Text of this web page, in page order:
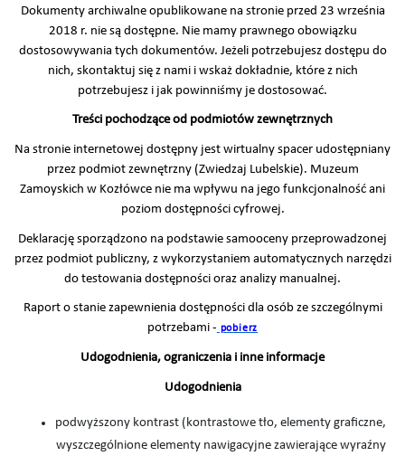
Dokumenty archiwalne opublikowane na stronie przed 23 września
2018 r. nie są dostępne. Nie mamy prawnego obowiązku
dostosowywania tych dokumentów. Jeżeli potrzebujesz dostępu do
nich, skontaktuj się z nami i wskaż dokładnie, które z nich
potrzebujesz i jak powinniśmy je dostosować.
Treści pochodzące od podmiotów zewnętrznych
Na stronie internetowej dostępny jest wirtualny spacer udostępniany
przez podmiot zewnętrzny (Zwiedzaj Lubelskie). Muzeum
Zamoyskich w Kozłówce nie ma wpływu na jego funkcjonalność ani
poziom dostępności cyfrowej.
Deklarację sporządzono na podstawie samooceny przeprowadzonej
przez podmiot publiczny, z wykorzystaniem automatycznych narzędzi
do testowania dostępności oraz analizy manualnej.
Raport o stanie zapewnienia dostępności dla osób ze szczególnymi
potrzebami - pobierz
Udogodnienia, ograniczenia i inne informacje
Udogodnienia
podwyższony kontrast (kontrastowe tło, elementy graficzne,
wyszczególnione elementy nawigacyjne zawierające wyraźny